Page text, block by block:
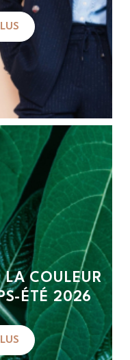
LA COULEUR
ÉTÉ 2026